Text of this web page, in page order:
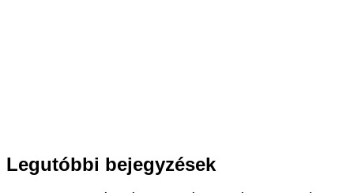
Legutóbbi bejegyzések